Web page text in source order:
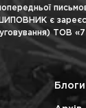
є
ТОВ «7
Блоги